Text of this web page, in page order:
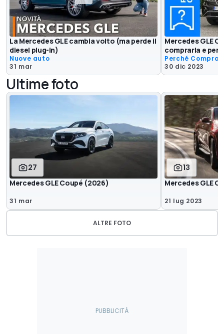
La Mercedes GLE cambia volto (ma perde il
diesel plug-in)
Nuove auto
31 mar
Mercedes GLE
comprarla e
Perché
30 dic 2023
Ultime foto
27
Mercedes GLE Coupé (2026)
31 mar
13
Mercedes GLE
21 lug 2023
ALTRE FOTO